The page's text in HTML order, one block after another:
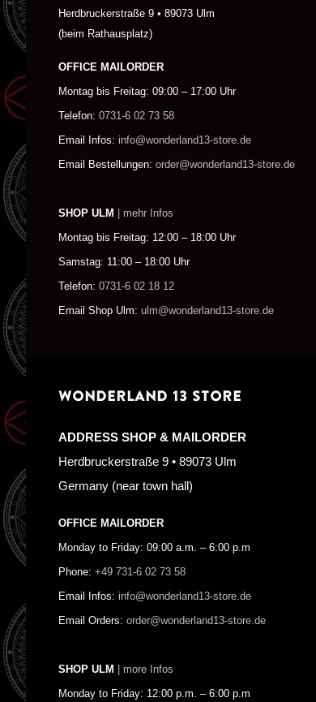
Herdbruckerstraße 9 • 89073 Ulm
(beim Rathausplatz)
OFFICE MAILORDER
Montag bis Freitag: 09:00 – 17:00 Uhr
Telefon: 0731-6 02 73 58
Email Infos: info@wonderland13-store.de
Email Bestellungen: order@wonderland13-store.de
SHOP ULM | mehr Infos
Montag bis Freitag: 12:00 – 18:00 Uhr
Samstag: 11:00 – 18:00 Uhr
Telefon: 0731-6 02 18 12
Email Shop Ulm: ulm@wonderland13-store.de
WONDERLAND 13 STORE
ADDRESS SHOP & MAILORDER
Herdbruckerstraße 9 • 89073 Ulm
Germany (near town hall)
OFFICE MAILORDER
Monday to Friday: 09:00 a.m. – 6:00 p.m
Phone: +49 731-6 02 73 58
Email Infos: info@wonderland13-store.de
Email Orders: order@wonderland13-store.de
SHOP ULM | more Infos
Monday to Friday: 12:00 p.m. – 6:00 p.m